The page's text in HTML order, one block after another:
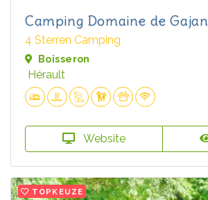
Camping Domaine de Gajan
4 Sterren Camping
Boisseron
Hérault
Website
TOPKEUZE